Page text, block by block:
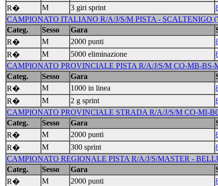
R�
M 3 giri sprint
CAMPIONATO ITALIANO R/A/J/S/M PISTA - SCALTENIGO
Categ.
Sesso Gara
R�
M 2000 punti
R�
M 5000 eliminazione
CAMPIONATO PROVINCIALE PISTA R/A/J/S/M CO-MB-
Categ.
Sesso Gara
R�
M 1000 in linea
R�
M 2 g sprint
CAMPIONATO PROVINCIALE STRADA R/A/J/S/M CO-MI-
Categ.
Sesso Gara
R�
M 2000 punti
R�
M 300 sprint
CAMPIONATO REGIONALE PISTA R/A/J/S/MASTER -
Categ.
Sesso Gara
R�
M 2000 punti